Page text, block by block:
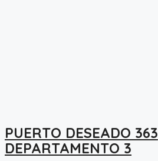
PUERTO DESEADO 363
DEPARTAMENTO 3